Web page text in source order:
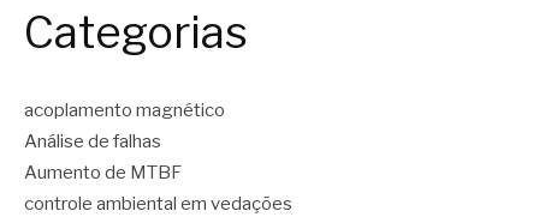
Categorias
acoplamento magnético
Análise de falhas
Aumento de MTBF
controle ambiental em vedações